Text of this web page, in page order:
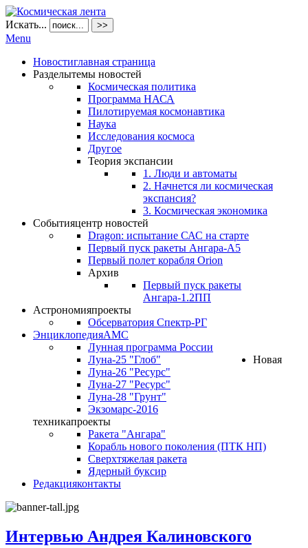
Искать... >>
Menu
Новостиглавная страница
Разделытемы новостей
Космическая политика
Программа НАСА
Пилотируемая космонавтика
Наука
Исследования космоса
Другое
Теория экспансии
1. Люди и автоматы
2. Начнется ли космическая
экспансия?
3. Космическая экономика
Событияцентр новостей
Dragon: испытание САС на старте
Первый пуск ракеты Ангара-А5
Первый полет корабля Orion
Архив
Первый пуск ракеты
Ангара-1.2ПП
Астрономияпроекты
Обсерватория Спектр-РГ
ЭнциклопедияАМС
Лунная программа России
Луна-25 "Глоб"
Луна-26 "Ресурс"
Луна-27 "Ресурс"
Луна-28 "Грунт"
Экзомарс-2016
Новая
техникапроекты
Ракета "Ангара"
Корабль нового поколения (ПТК НП)
Сверхтяжелая ракета
Ядерный буксир
Редакцияконтакты
Интервью Андрея Калиновского